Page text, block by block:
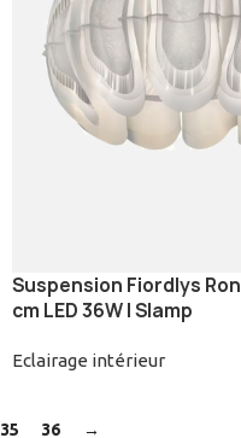
Suspension Fiordlys
cm LED 36W | Slamp
Eclairage intérieur
35 36 →